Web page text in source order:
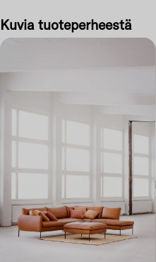
Kuvia tuoteperheestä